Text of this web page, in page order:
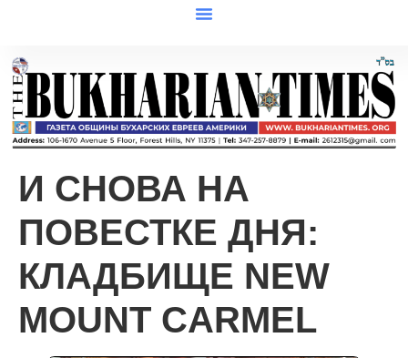
И СНОВА НА
ПОВЕСТКЕ ДНЯ:
КЛАДБИЩЕ NEW
MOUNT CARMEL